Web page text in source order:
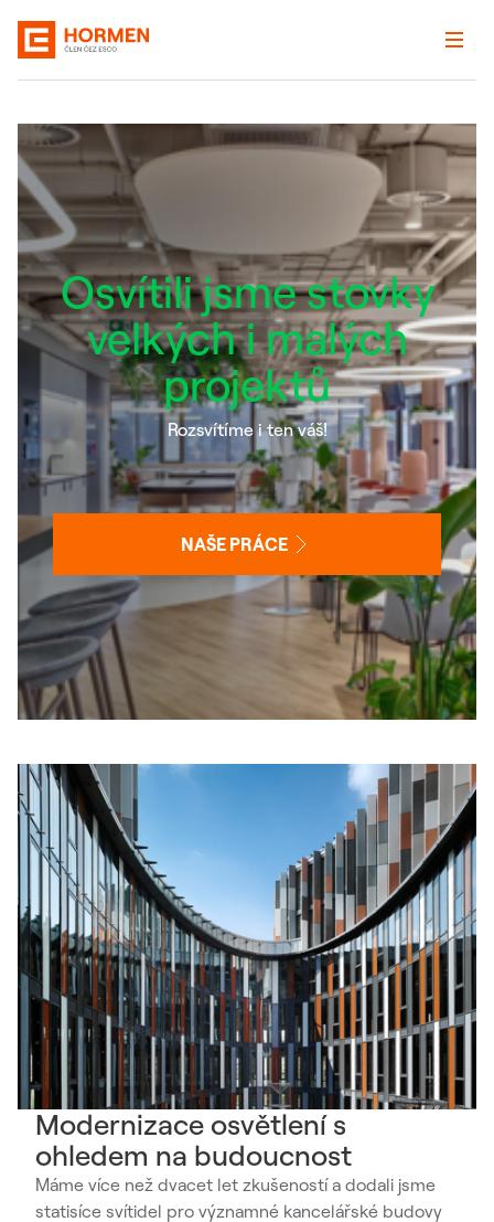
Osvítili jsme stovky
velkých i malých
projektů
Rozsvítíme i ten váš!
NAŠE PRÁCE
Modernizace osvětlení s
ohledem na budoucnost
Máme více než dvacet let zkušeností a dodali jsme
statisíce svítidel pro významné kancelářské budovy